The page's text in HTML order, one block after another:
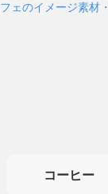
ェのイメージ素材・
コーヒー